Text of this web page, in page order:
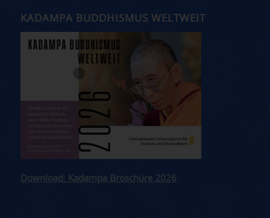
KADAMPA BUDDHISMUS WELTWEIT
Download: Kadampa Broschüre 2026